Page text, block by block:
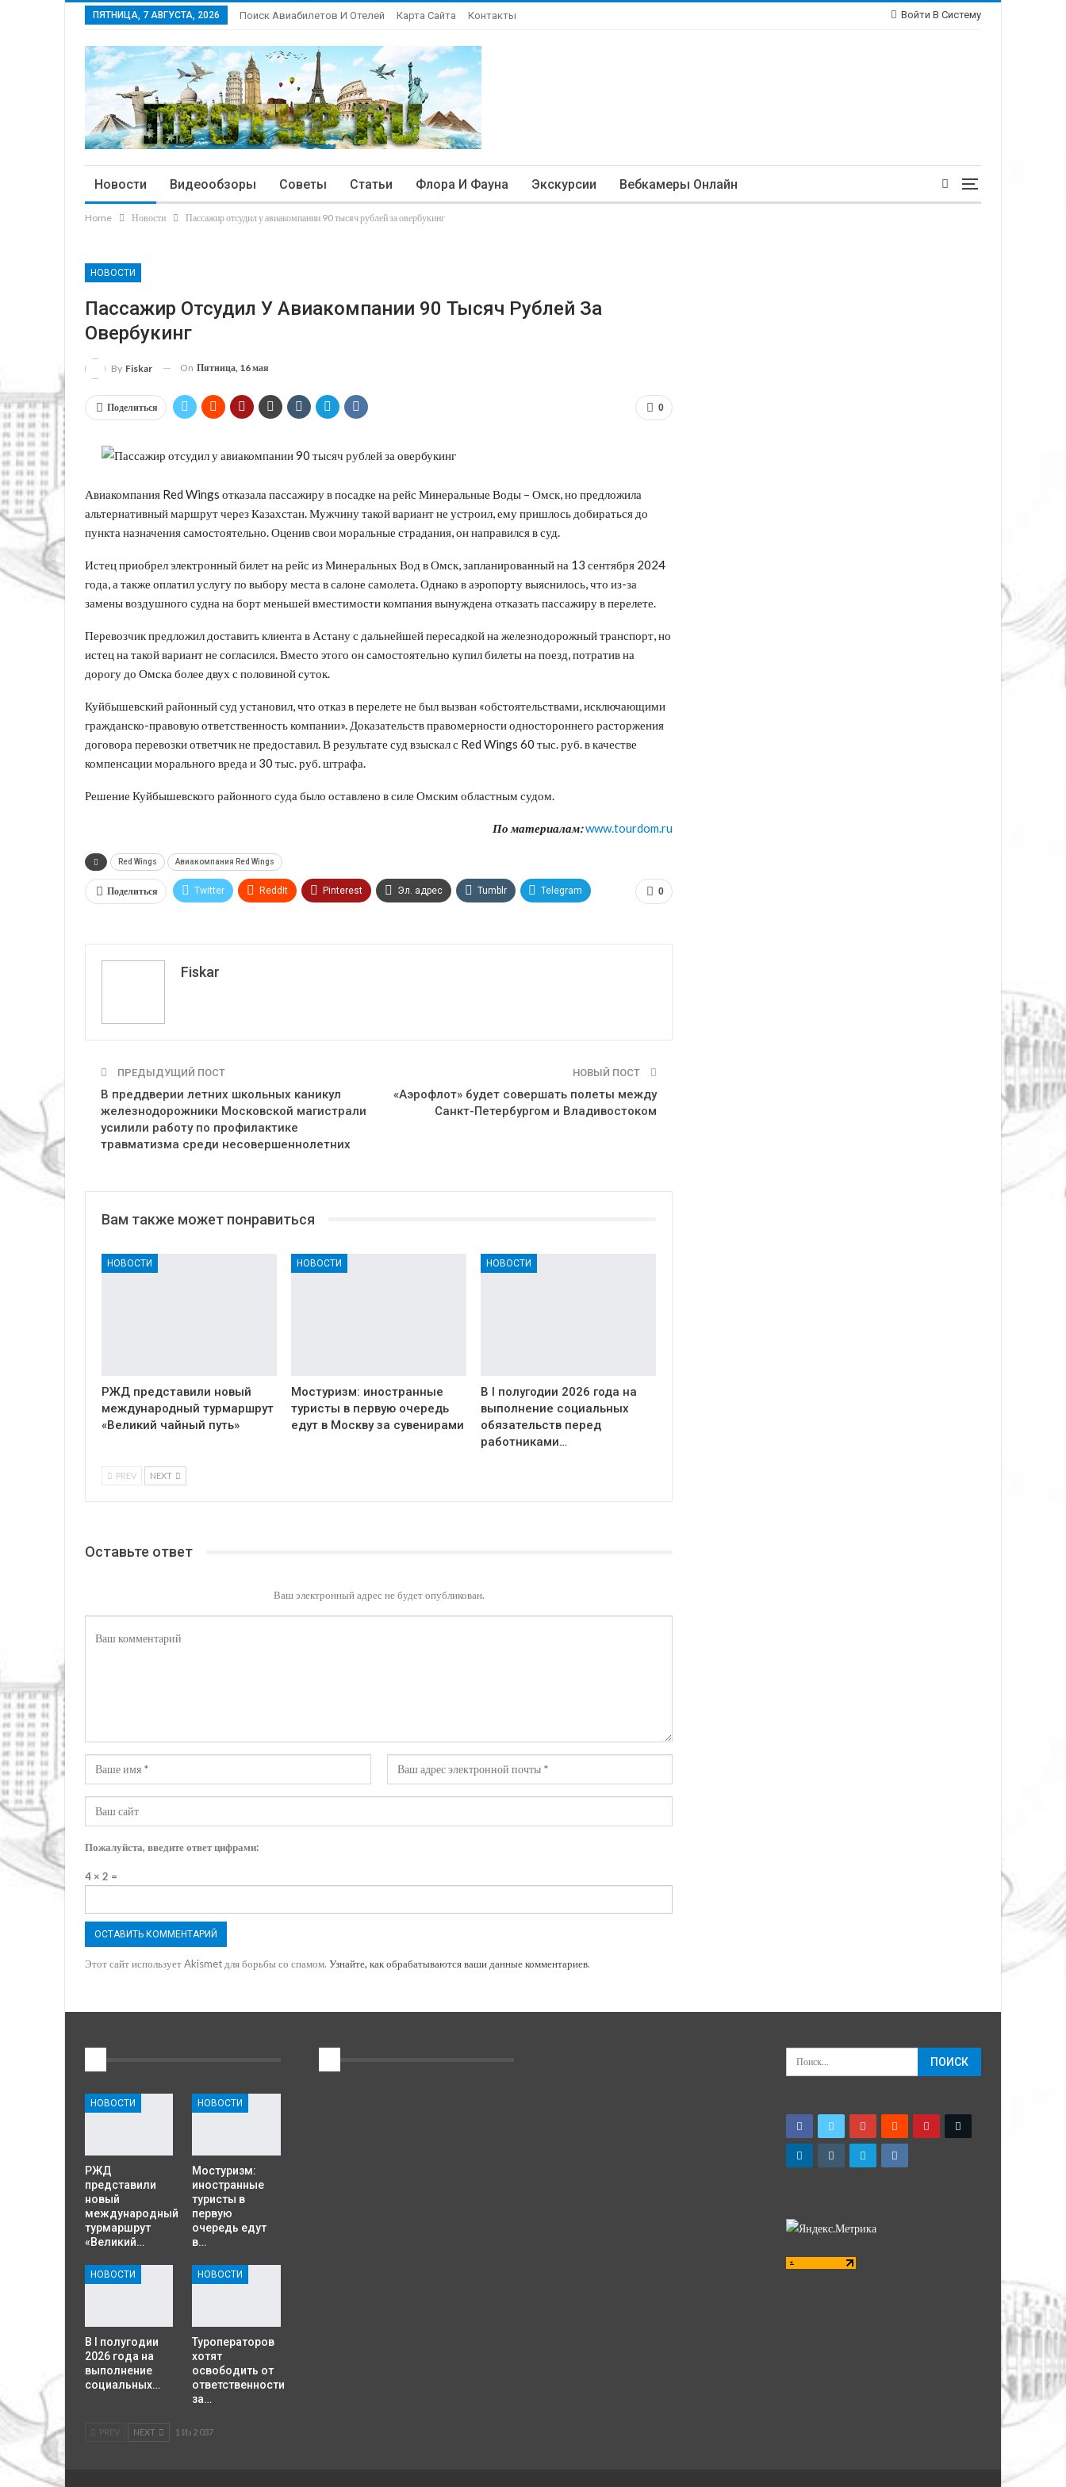
Войти В Систему
ПЯТНИЦА, 7 АВГУСТА, 2026 Поиск Авиабилетов И Отелей Карта Сайта Контакты
Новости Видеообзоры Советы Статьи Флора И Фауна Экскурсии Вебкамеры Онлайн
Home Новости Пассажир отсудил у авиакомпании 90 тысяч рублей за овербукинг
НОВОСТИ
Пассажир Отсудил У Авиакомпании 90 Тысяч Рублей За
Овербукинг
By Fiskar On Пятница, 16 мая
0
Поделиться
Авиакомпания Red Wings отказала пассажиру в посадке на рейс Минеральные Воды – Омск, но предложила
альтернативный маршрут через Казахстан. Мужчину такой вариант не устроил, ему пришлось добираться до
пункта назначения самостоятельно. Оценив свои моральные страдания, он направился в суд.
Истец приобрел электронный билет на рейс из Минеральных Вод в Омск, запланированный на 13 сентября 2024
года, а также оплатил услугу по выбору места в салоне самолета. Однако в аэропорту выяснилось, что из-за
замены воздушного судна на борт меньшей вместимости компания вынуждена отказать пассажиру в перелете.
Перевозчик предложил доставить клиента в Астану с дальнейшей пересадкой на железнодорожный транспорт, но
истец на такой вариант не согласился. Вместо этого он самостоятельно купил билеты на поезд, потратив на
дорогу до Омска более двух с половиной суток.
Куйбышевский районный суд установил, что отказ в перелете не был вызван «обстоятельствами, исключающими
гражданско-правовую ответственность компании». Доказательств правомерности одностороннего расторжения
договора перевозки ответчик не предоставил. В результате суд взыскал с Red Wings 60 тыс. руб. в качестве
компенсации морального вреда и 30 тыс. руб. штрафа.
Решение Куйбышевского районного суда было оставлено в силе Омским областным судом.
По материалам:www.tourdom.ru
Red Wings Авиакомпания Red Wings
0
Поделиться Twitter ReddIt Pinterest Эл. адрес Tumblr Telegram
Fiskar
ПРЕДЫДУЩИЙ ПОСТ
В преддверии летних школьных каникул
железнодорожники Московской магистрали
усилили работу по профилактике
травматизма среди несовершеннолетних
НОВЫЙ ПОСТ
«Аэрофлот» будет совершать полеты между
Санкт-Петербургом и Владивостоком
Вам также может понравиться
НОВОСТИ
РЖД представили новый
международный турмаршрут
«Великий чайный путь»
НОВОСТИ
Мостуризм: иностранные
туристы в первую очередь
едут в Москву за сувенирами
НОВОСТИ
В I полугодии 2026 года на
выполнение социальных
обязательств перед
работниками…
PREV NEXT
Оставьте ответ
Ваш электронный адрес не будет опубликован.
Пожалуйста, введите ответ цифрами:
4 × 2 =
Этот сайт использует Akismet для борьбы со спамом. Узнайте, как обрабатываются ваши данные комментариев.
НОВОСТИ
РЖД
представили
новый
международный
турмаршрут
«Великий…
НОВОСТИ
Мостуризм:
иностранные
туристы в
первую
очередь едут
в…
НОВОСТИ
В I полугодии
2026 года на
выполнение
социальных…
НОВОСТИ
Туроператоров
хотят
освободить от
ответственности
за…
PREV NEXT 1 Из 2 037